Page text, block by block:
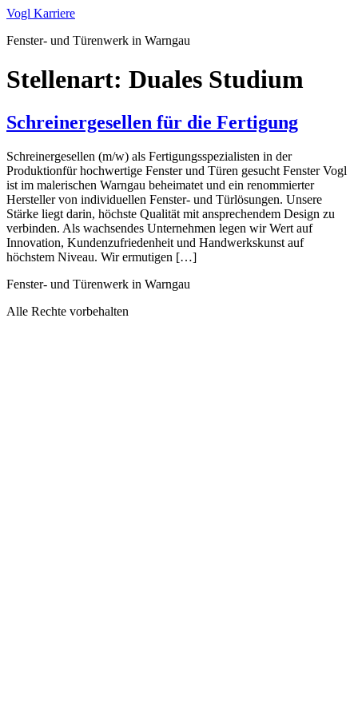
Zum
springen
Vogl Karriere
Fenster- und Türenwerk in Warngau
Stellenart: Duales Studium
Schreinergesellen für die Fertigung
Schreinergesellen (m/w) als Fertigungsspezialisten in der
Produktionfür hochwertige Fenster und Türen gesucht Fenster Vogl
ist im malerischen Warngau beheimatet und ein renommierter
Hersteller von individuellen Fenster- und Türlösungen. Unsere
Stärke liegt darin, höchste Qualität mit ansprechendem Design zu
verbinden. Als wachsendes Unternehmen legen wir Wert auf
Innovation, Kundenzufriedenheit und Handwerkskunst auf
höchstem Niveau. Wir ermutigen […]
Fenster- und Türenwerk in Warngau
Alle Rechte vorbehalten